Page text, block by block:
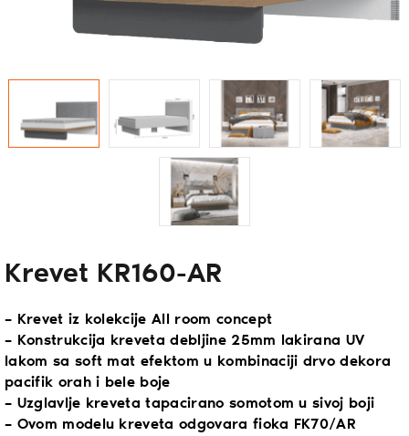
Krevet KR160-AR
– Krevet iz kolekcije All room concept
– Konstrukcija kreveta debljine 25mm lakirana UV
lakom sa soft mat efektom u kombinaciji drvo dekora
pacifik orah i bele boje
– Uzglavlje kreveta tapacirano somotom u sivoj boji
– Ovom modelu kreveta odgovara fioka FK70/AR